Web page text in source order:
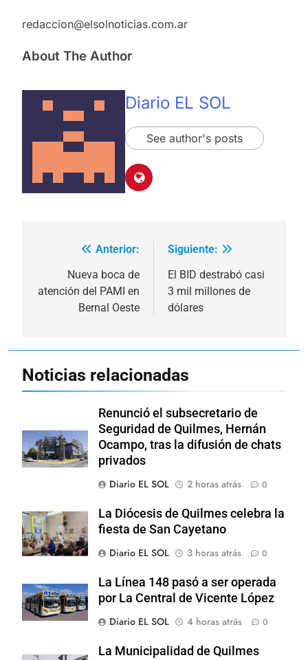
redaccion@elsolnoticias.com.ar
About The Author
Diario EL SOL
See author's posts
Navegación
entradas
Anterior:
Nueva boca de
atención del PAMI en
Bernal Oeste
Siguiente:
El BID destrabó casi
3 mil millones de
dólares
Noticias relacionadas
Renunció el subsecretario de
Seguridad de Quilmes, Hernán
Ocampo, tras la difusión de chats
privados
Diario EL SOL
2 horas atrás 0
La Diócesis de Quilmes celebra la
fiesta de San Cayetano
Diario EL SOL
3 horas atrás 0
La Línea 148 pasó a ser operada
por La Central de Vicente López
Diario EL SOL
4 horas atrás 0
La Municipalidad de Quilmes